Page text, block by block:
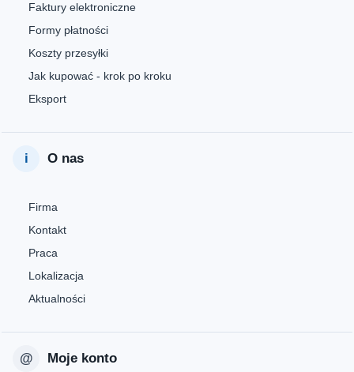
Faktury elektroniczne
Formy płatności
Koszty przesyłki
Jak kupować - krok po kroku
Eksport
O nas
Firma
Kontakt
Praca
Lokalizacja
Aktualności
Moje konto